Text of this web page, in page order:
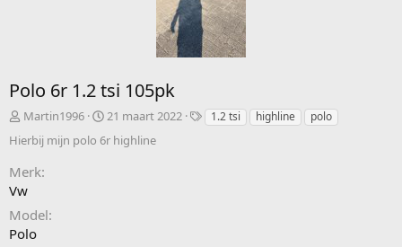
Polo 6r 1.2 tsi 105pk
A
d
d
b
y
Martin1996
C
e
21 maart 2022
T 1.2 tsi highline polo
Hierbij mijn polo 6r highline
Merk
Vw
Model
Polo